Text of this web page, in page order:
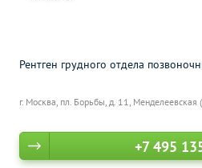
г. Москва, пл. Борьбы, д. 11, Менделеевская
Рентген грудного отдела
+7 495